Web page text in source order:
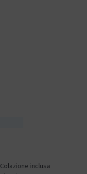
Colazione inclusa